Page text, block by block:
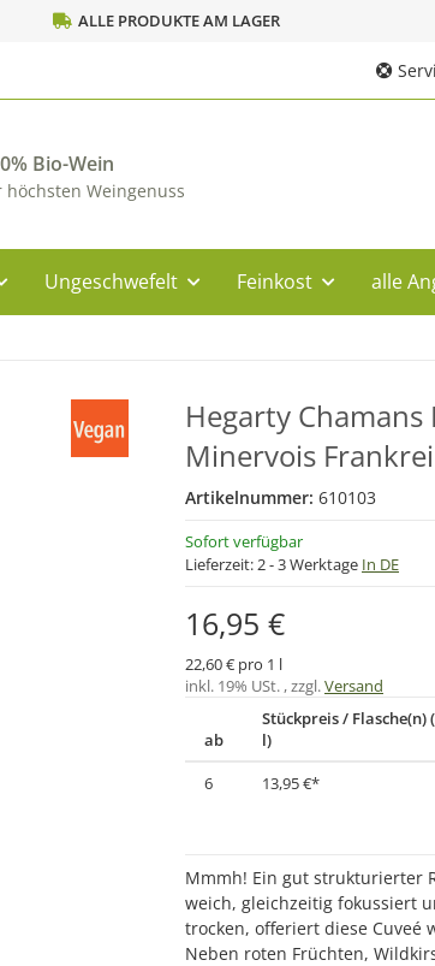
ALLE PRODUKTE AM LAGER
Bio-Wein
höchsten Weingenuss
Ungeschwefelt Feinkost alle
Hegarty Chamans
Minervois
Artikelnummer: 610103
Sofort verfügbar
Lieferzeit:2 - 3 Werktage In DE
16,95 €
22,60 € pro 1 l
inkl. 19% USt. , zzgl.Versand
ab
Stückpreis / Flasche(n)
l)
6
13,95 €*
Mmmh! Ein gut strukturierter
weich, gleichzeitig fokussiert
trocken, offeriert diese Cuveé
Neben roten Früchten,